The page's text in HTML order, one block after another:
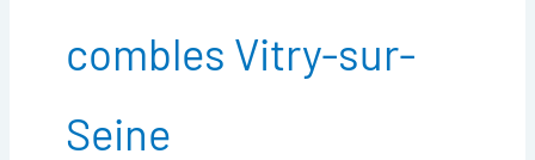
combles Vitry-sur-
Seine